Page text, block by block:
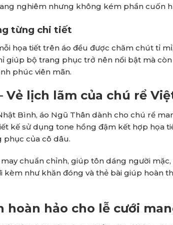
nghiêm nhưng không kém phần cuốn
từng chi tiết
họa tiết trên áo đều được chăm chút tỉ
giúp bộ trang phục trở nên nổi bật mà
phúc viên mãn.
Vẻ lịch lãm của chú rể
Bình, áo Ngũ Thân dành cho chú rể
kế sử dụng tone hồng đậm kết hợp họa
phục của cô dâu.
chuẩn chỉnh, giúp tôn dáng người
kèm như khăn đóng và thẻ bài giúp hoàn
hoàn hảo cho lễ cưới